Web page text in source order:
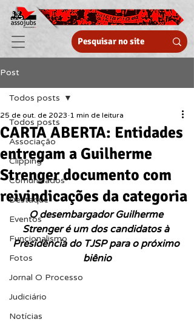
Post
Todos posts
Associação
Clipping
Comunicados
Destaque
Eventos
Funcionalismo
Fotos
Jornal O Processo
Judiciário
Notícias
Todos posts
CARTA ABERTA: Entidades
entregam a Guilherme
Strenger documento com
reivindicações da categoria
25 de out. de 2023 1 min de leitura
O desembargador Guilherme
Strenger é um dos candidatos à
Presidência do TJSP para o próximo
biênio